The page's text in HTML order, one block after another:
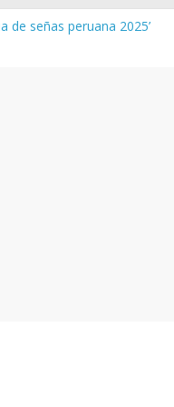
de señas peruana 2025’